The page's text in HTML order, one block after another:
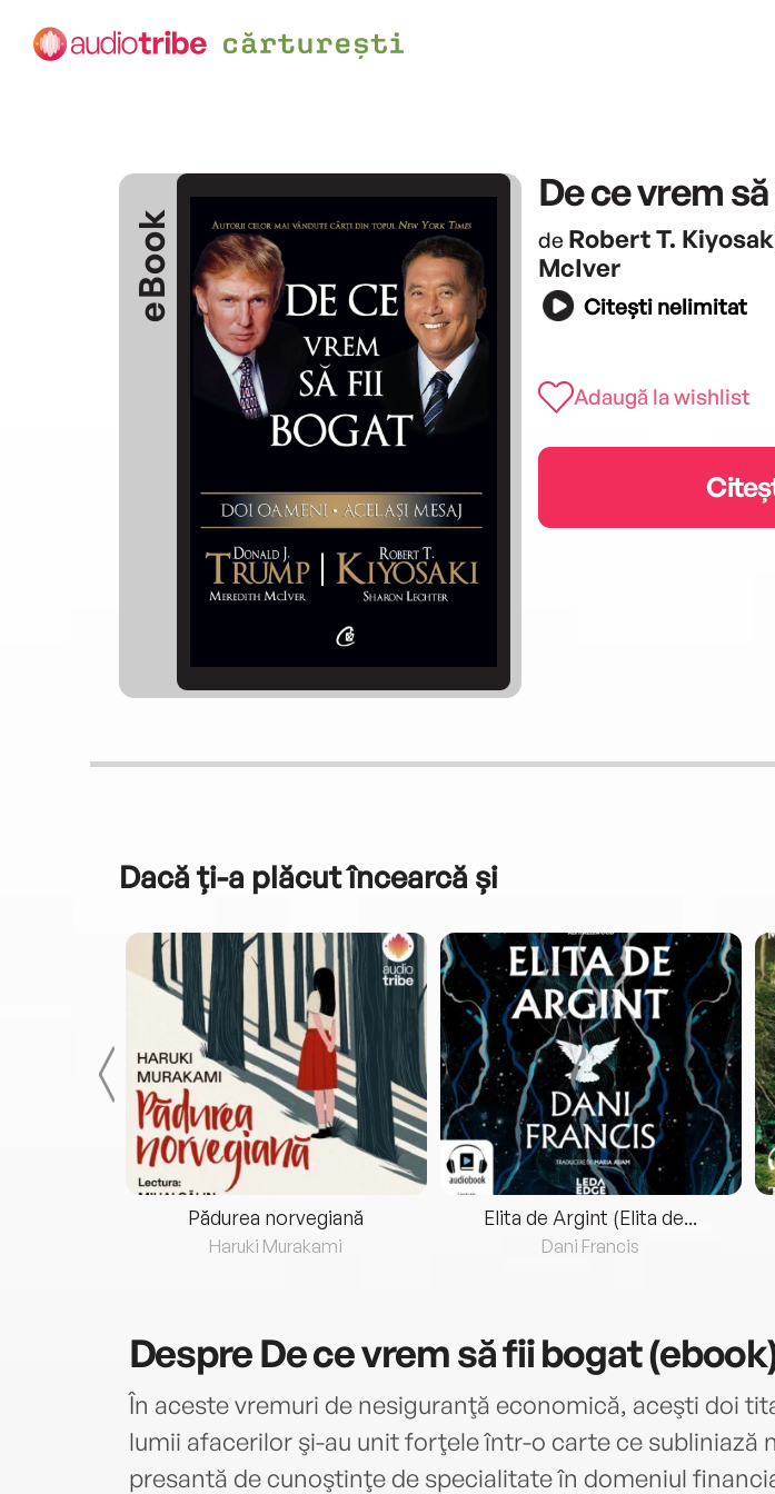
eBook
De ce vrem
de Robert T.
McIver
Citești nelimitat
Adaugă la wishlist
Dacă ți-a plăcut încearcă și
Pădurea norvegiană
Haruki Murakami
Elita de Argint (Elita de...
Dani Francis
DespreDe ce vrem să fii bogat
În aceste vremuri de nesiguranţă economică, aceşti doi
lumii afacerilor şi-au unit forţele într-o carte ce subliniază
presantă de cunoştinţe de specialitate în domeniul